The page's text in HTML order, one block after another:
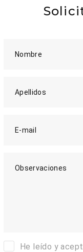
Nombre
Apellidos
E-mail
Observaciones
He leído y